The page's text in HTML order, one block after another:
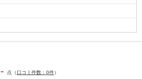
- 点 （口コミ件数：0件）